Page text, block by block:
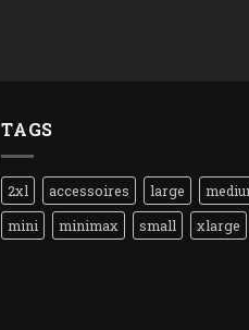
TAGS
2xl accessoires large
mini
minimax small xlarge